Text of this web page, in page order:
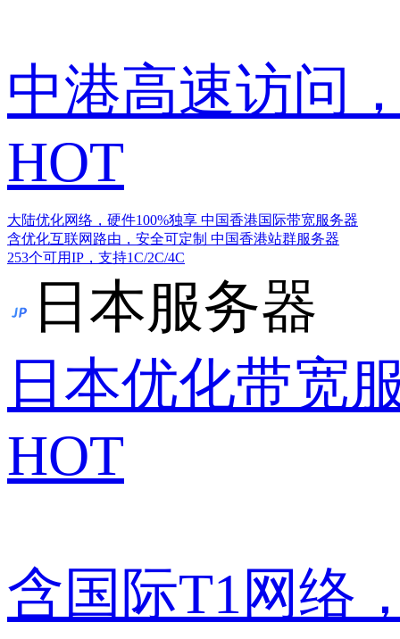
中港高速访问
HOT
大陆优化网络，硬件100%独享 中国香港国际带宽服务器
含优化互联网路由，安全可定制 中国香港站群服务器
253个可用IP，支持1C/2C/4C
日本服务器
日本优化带宽
HOT
含国际T1网络